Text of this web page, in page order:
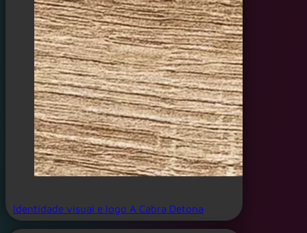
Identidade visual e logo A Cabra Detona